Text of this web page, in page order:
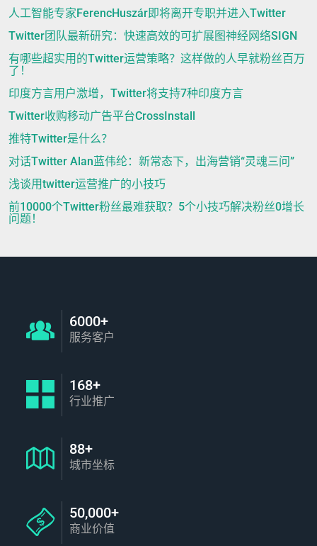
人工智能专家FerencHuszár即将离开专职并进入Twitter
Twitter团队最新研究：快速高效的可扩展图神经网络SIGN
有哪些超实用的Twitter运营策略？这样做的人早就粉丝百万
了！
印度方言用户激增，Twitter将支持7种印度方言
Twitter收购移动广告平台CrossInstall
推特Twitter是什么？
对话Twitter Alan蓝伟纶：新常态下，出海营销“灵魂三问”
浅谈用twitter运营推广的小技巧
前10000个Twitter粉丝最难获取？5个小技巧解决粉丝0增长
问题！
6000+
服务客户
168+
行业推广
88+
城市坐标
50,000+
商业价值